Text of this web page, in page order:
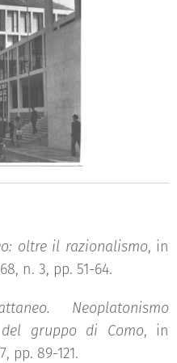
oltre il razionalismo, in
n. 3, pp. 51-64.
Neoplatonismo
gruppo di Como, in
pp. 89-121.